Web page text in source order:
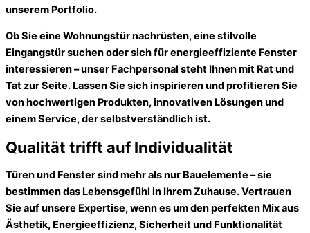
unserem Portfolio.
Ob Sie eine Wohnungstür nachrüsten, eine stilvolle
Eingangstür suchen oder sich für energieeffiziente Fenster
interessieren – unser Fachpersonal steht Ihnen mit Rat und
Tat zur Seite. Lassen Sie sich inspirieren und profitieren Sie
von hochwertigen Produkten, innovativen Lösungen und
einem Service, der selbstverständlich ist.
Qualität trifft auf Individualität
Türen und Fenster sind mehr als nur Bauelemente – sie
bestimmen das Lebensgefühl in Ihrem Zuhause. Vertrauen
Sie auf unsere Expertise, wenn es um den perfekten Mix aus
Ästhetik, Energieeffizienz, Sicherheit und Funktionalität